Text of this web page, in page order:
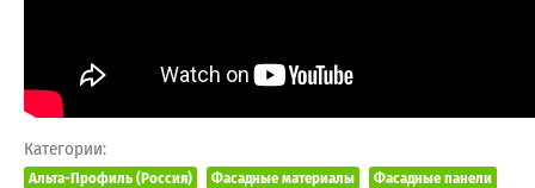
Категории:
Альта-Профиль (Россия) Фасадные материалы
Фасадные панели